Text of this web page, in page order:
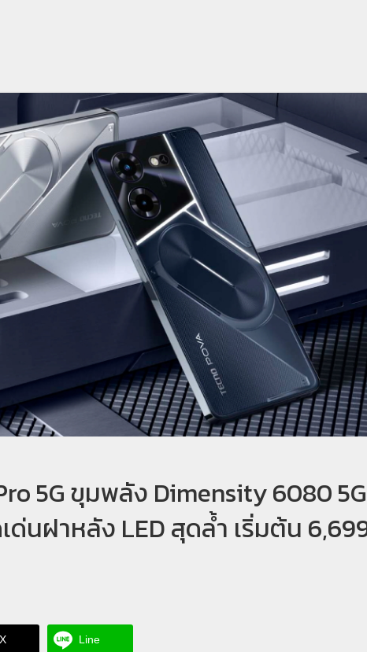
5G ขุมพลัง Dimensity 6080 5G
ด่นฝาหลัง LED สุดล้ำ เริ่มต้น
X Line